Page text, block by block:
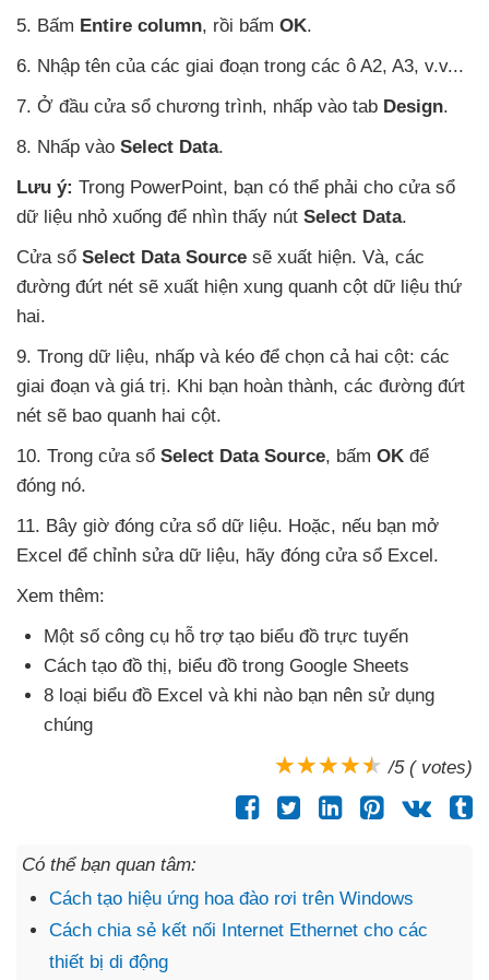
5. Bấm Entire column, rồi bấm OK.
6. Nhập tên của các giai đoạn trong các ô A2, A3, v.v...
7. Ở đầu cửa sổ chương trình, nhấp vào tab Design.
8. Nhấp vào Select Data.
Lưu ý: Trong PowerPoint, bạn có thể phải cho cửa sổ
dữ liệu nhỏ xuống để nhìn thấy nút Select Data.
Cửa sổ Select Data Source sẽ xuất hiện. Và, các
đường đứt nét sẽ xuất hiện xung quanh cột dữ liệu thứ
hai.
9. Trong dữ liệu, nhấp và kéo để chọn cả hai cột: các
giai đoạn và giá trị. Khi bạn hoàn thành, các đường đứt
nét sẽ bao quanh hai cột.
10. Trong cửa sổ Select Data Source, bấm OK để
đóng nó.
11. Bây giờ đóng cửa sổ dữ liệu. Hoặc, nếu bạn mở
Excel để chỉnh sửa dữ liệu, hãy đóng cửa sổ Excel.
Xem thêm:
Một số công cụ hỗ trợ tạo biểu đồ trực tuyến
Cách tạo đồ thị, biểu đồ trong Google Sheets
8 loại biểu đồ Excel và khi nào bạn nên sử dụng
chúng
/5 ( votes)
Có thể bạn quan tâm:
Cách tạo hiệu ứng hoa đào rơi trên Windows
Cách chia sẻ kết nối Internet Ethernet cho các
thiết bị di động